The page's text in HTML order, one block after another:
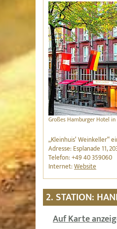
Großes Hamburger Hotel
„Kleinhuis‘ Weinkeller“
Adresse: Esplanade 11,
Telefon: +49 40 359060
Internet:Website
2. STATION:
Auf Karte